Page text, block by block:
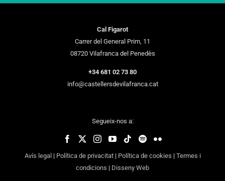
Cal Figarot
Carrer del General Prim, 11
08720 Vilafranca del Penedès
+34 681 02 73 80
info@castellersdevilafranca.cat
Segueix-nos a:
Avís legal | Política de privacitat| Política de cookies | Termes i
condicions | Disseny Web